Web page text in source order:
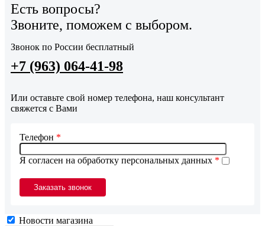
Есть вопросы?
Звоните, поможем с выбором.
Звонок по России бесплатный
+7 (963) 064-41-98
Или оставьте свой номер телефона, наш консультант
свяжется с Вами
Я согласен на обработку персональных данных *
Телефон *
Новости магазина